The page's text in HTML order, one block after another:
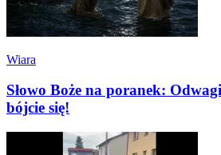
Wiara
Słowo Boże na poranek:
bójcie się!